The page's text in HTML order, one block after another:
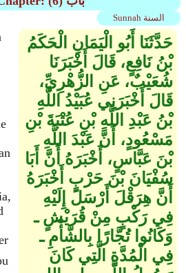
Sunnah السنة
حَدَّثَنَا أَبُو الْيَمَانِ الْحَكَمُ
بْنُ نَافِعٍ، قَالَ أَخْبَرَنَا
شُعَيْبٌ، عَنِ الزُّهْرِيِّ،
قَالَ أَخْبَرَنِي عُبَيْدُ اللَّهِ
بْنُ عَبْدِ اللَّهِ بْنِ عُتْبَةَ بْنِ
مَسْعُودٍ، أَنَّ عَبْدَ اللَّهِ
بْنَ عَبَّاسٍ، أَخْبَرَهُ أَنَّ أَبَا
سُفْيَانَ بْنَ حَرْبٍ أَخْبَرَهُ
أَنَّ هِرَقْلَ أَرْسَلَ إِلَيْهِ
فِي رَكْبٍ مِنْ قُرَيْشٍ ـ
وَكَانُوا تُجَّارًا بِالشَّأْمِ ـ
فِي الْمُدَّةِ الَّتِي كَانَ